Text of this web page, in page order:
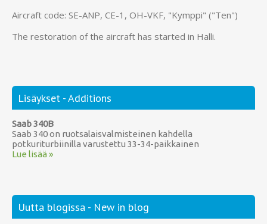
Aircraft code: SE-ANP, CE-1, OH-VKF, "Kymppi" ("Ten")
The restoration of the aircraft has started in Halli.
Lisäykset - Additions
Saab 340B
Saab 340 on ruotsalaisvalmisteinen kahdella
potkuriturbiinilla varustettu 33-34-paikkainen
Lue lisää »
Uutta blogissa - New in blog